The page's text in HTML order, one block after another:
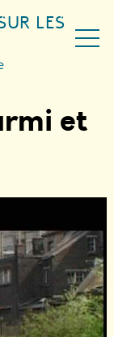
LES
et